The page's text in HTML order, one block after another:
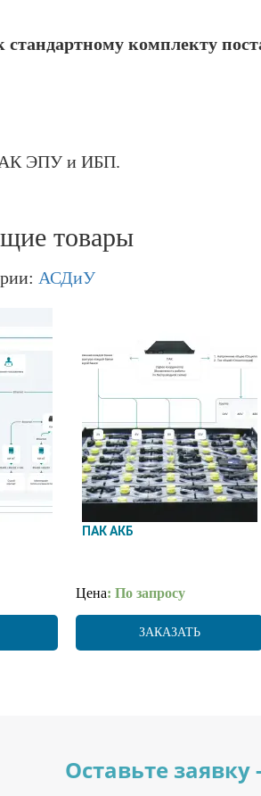
стандартному комплекту
ЭПУ и ИБП.
товары
АСДиУ
ПАК АКБ
Цена: По запросу
ЗАКАЗАТЬ
Оставьте